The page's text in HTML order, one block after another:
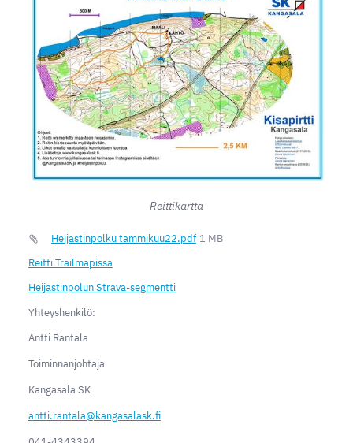
Reittikartta
Heijastinpolku tammikuu22.pdf 1 MB
Reitti Trailmapissa
Heijastinpolun Strava-segmentti⁠⁠⁠⁠⁠⁠⁠
Yhteyshenkilö:
Antti Rantala
Toiminnanjohtaja
Kangasala SK
antti.rantala@kangasalask.fi